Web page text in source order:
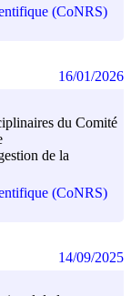
(CoNRS)
du Comité
de la
(CoNRS)
16/01/2026
14/09/2025